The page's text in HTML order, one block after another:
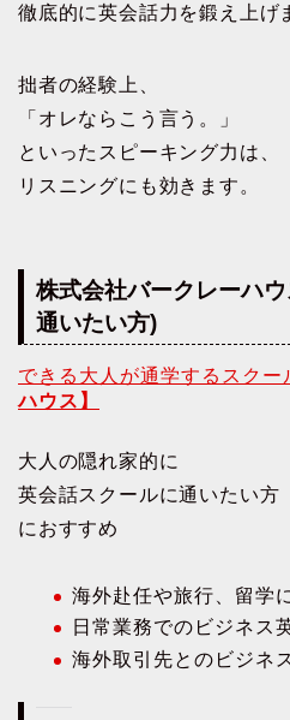
徹底的に英会話力を鍛え上げ
拙者の経験上、
「オレならこう言う。」
といったスピーキング力は、
リスニングにも効きます。
株式会社バークレーハ
通いたい方)
できる大人が通学するスクー
ハウス】
大人の隠れ家的に
英会話スクールに通いたい方
におすすめ
海外赴任や旅行、留学
日常業務でのビジネス
海外取引先とのビジネ